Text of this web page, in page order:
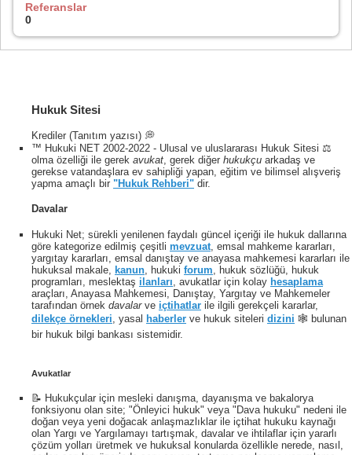
Referanslar
0
Hukuk Sitesi
Krediler (Tanıtım yazısı) 💭
™ Hukuki NET 2002-2022 - Ulusal ve uluslararası Hukuk Sitesi ⚖️
olma özelliği ile gerek avukat, gerek diğer hukukçu arkadaş ve
gerekse vatandaşlara ev sahipliği yapan, eğitim ve bilimsel alışveriş
yapma amaçlı bir "Hukuk Rehberi" dir.
Davalar
Hukuki Net; sürekli yenilenen faydalı güncel içeriği ile hukuk dallarına
göre kategorize edilmiş çeşitli mevzuat , emsal mahkeme kararları,
yargıtay kararları, emsal danıştay ve anayasa mahkemesi kararları ile
hukuksal makale, kanun , hukuki forum , hukuk sözlüğü, hukuk
programları, meslektaş ilanları , avukatlar için kolay hesaplama
araçları, Anayasa Mahkemesi, Danıştay, Yargıtay ve Mahkemeler
tarafından örnek davalarve içtihatlar ile ilgili gerekçeli kararlar,
dilekçe örnekleri , yasal haberler ve hukuk siteleri dizini 🕸 bulunan
bir hukuk bilgi bankası sistemidir.
Avukatlar
📝 Hukukçular için mesleki danışma, dayanışma ve bakalorya
fonksiyonu olan site; "Önleyici hukuk" veya "Dava hukuku" nedeni ile
doğan veya yeni doğacak anlaşmazlıklar ile içtihat hukuku kaynağı
olan Yargı ve Yargılamayı tartışmak, davalar ve ihtilaflar için yararlı
çözüm yolları üretmek ve hukuksal konularda özellikle nerede, nasıl,